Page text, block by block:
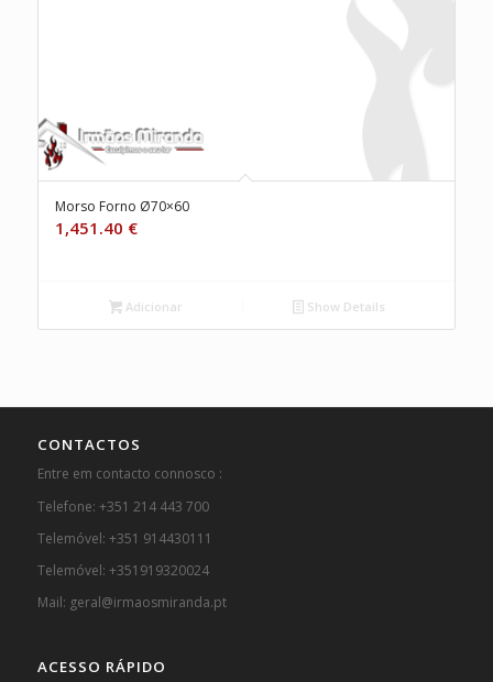
Morso Forno Ø70×60
1,451.40 €
Adicionar Show Details
CONTACTOS
Entre em contacto connosco :
Telefone: +351 214 443 700
Telemóvel: +351 914430111
Telemóvel: +351919320024
Mail: geral@irmaosmiranda.pt
ACESSO RÁPIDO